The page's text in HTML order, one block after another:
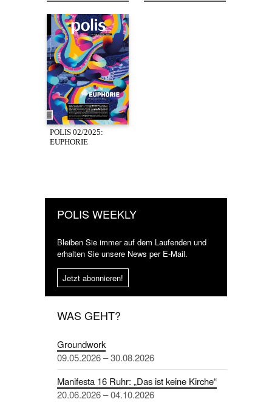
POLIS 02/2025:
EUPHORIE
POLIS WEEKLY
Bleiben Sie immer auf dem Laufenden und
erhalten Sie unsere News per E-Mail.
Jetzt abonnieren!
WAS GEHT?
Groundwork
09.05.2026 – 30.08.2026
Manifesta 16 Ruhr: „Das ist keine Kirche“
20.06.2026 – 04.10.2026